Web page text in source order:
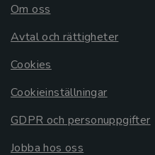
Om oss
Avtal och rättigheter
Cookies
Cookieinställningar
GDPR och personuppgifter
Jobba hos oss